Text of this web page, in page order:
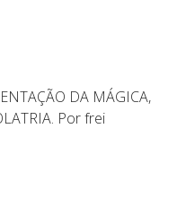
DA MÁGICA,
Por frei